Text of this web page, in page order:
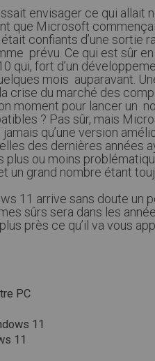
envisager ce qui allait
que Microsoft
était confiants d’une
prévu. Ce qui est sûr
qui, fort d’un
mois auparavant.
crise du marché des
moment pour lancer un
? Pas sûr, mais
jamais qu’une version
des dernières années
ou moins
un grand nombre étant
11 arrive sans doute un
sûrs sera dans les
près ce qu’il va vous
PC
11
11